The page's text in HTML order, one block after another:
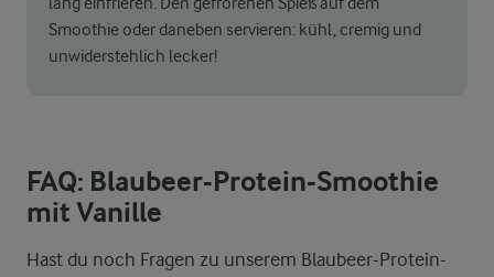
Smoothie oder daneben servieren: kühl, cremig und
unwiderstehlich lecker!
FAQ: Blaubeer-Protein-Smoothie
mit Vanille
Hast du noch Fragen zu unserem Blaubeer-Protein-